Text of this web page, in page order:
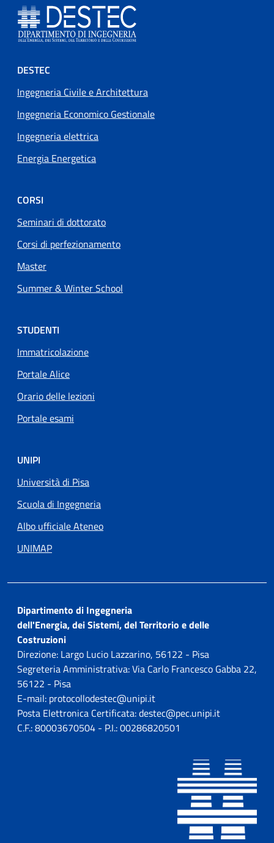
Footer menu
DESTEC
Ingegneria Civile e Architettura
Ingegneria Economico Gestionale
Ingegneria elettrica
Energia Energetica
CORSI
Seminari di dottorato
Corsi di perfezionamento
Master
Summer & Winter School
STUDENTI
Immatricolazione
Portale Alice
Orario delle lezioni
Portale esami
UNIPI
Università di Pisa
Scuola di Ingegneria
Albo ufficiale Ateneo
UNIMAP
Dipartimento di Ingegneria
dell'Energia, dei Sistemi, del Territorio e delle
Costruzioni
Direzione: Largo Lucio Lazzarino, 56122 - Pisa
Segreteria Amministrativa: Via Carlo Francesco Gabba 22,
56122 - Pisa
E-mail: protocollodestec@unipi.it
Posta Elettronica Certificata: destec@pec.unipi.it
C.F.: 80003670504 - P.I.: 00286820501